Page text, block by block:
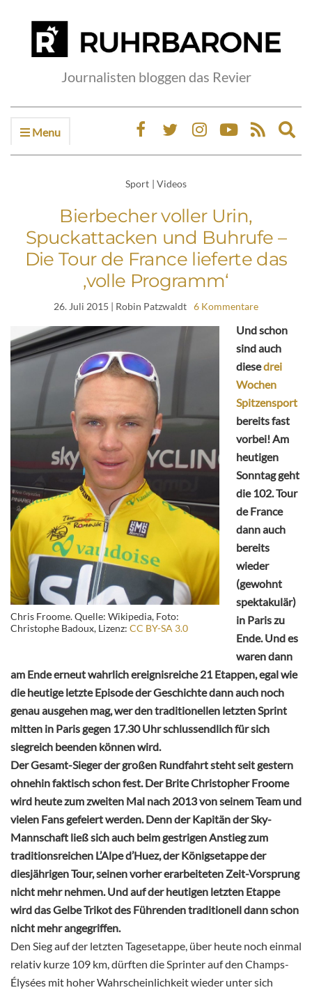
Journalisten bloggen das Revier
Menu
Sport | Videos
Bierbecher voller Urin,
Spuckattacken und Buhrufe –
Die Tour de France lieferte das
‚volle Programm‘
26. Juli 2015 | Robin Patzwaldt 6 Kommentare
Chris Froome. Quelle: Wikipedia, Foto:
Christophe Badoux, Lizenz: CC BY-SA 3.0
Und schon
sind auch
diesedrei
Wochen
Spitzensport
bereits fast
vorbei! Am
heutigen
Sonntag geht
die 102. Tour
de France
dann auch
bereits
wieder
(gewohnt
spektakulär)
in Paris zu
Ende. Und es
waren dann
am Ende erneut wahrlich ereignisreiche 21 Etappen, egal wie
die heutige letzte Episode der Geschichte dann auch noch
genau ausgehen mag, wer den traditionellen letzten Sprint
mitten in Paris gegen 17.30 Uhr schlussendlich für sich
siegreich beenden können wird.
Der Gesamt-Sieger der großen Rundfahrt steht seit gestern
ohnehin faktisch schon fest. Der Brite Christopher Froome
wird heute zum zweiten Mal nach 2013 von seinem Team und
vielen Fans gefeiert werden. Denn der Kapitän der Sky-
Mannschaft ließ sich auch beim gestrigen Anstieg zum
traditionsreichen L’Alpe d’Huez, der Königsetappe der
diesjährigen Tour, seinen vorher erarbeiteten Zeit-Vorsprung
nicht mehr nehmen. Und auf der heutigen letzten Etappe
wird das Gelbe Trikot des Führenden traditionell dann schon
nicht mehr angegriffen.
Den Sieg auf der letzten Tagesetappe, über heute noch einmal
relativ kurze 109 km, dürften die Sprinter auf den Champs-
Élysées mit hoher Wahrscheinlichkeit wieder unter sich